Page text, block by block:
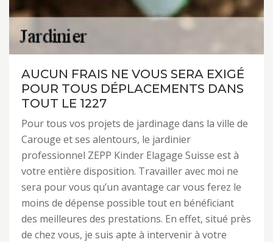
AUCUN FRAIS NE VOUS SERA EXIGÉ
POUR TOUS DÉPLACEMENTS DANS
TOUT LE 1227
Pour tous vos projets de jardinage dans la ville de
Carouge et ses alentours, le jardinier
professionnel ZEPP Kinder Elagage Suisse est à
votre entière disposition. Travailler avec moi ne
sera pour vous qu’un avantage car vous ferez le
moins de dépense possible tout en bénéficiant
des meilleures des prestations. En effet, situé près
de chez vous, je suis apte à intervenir à votre